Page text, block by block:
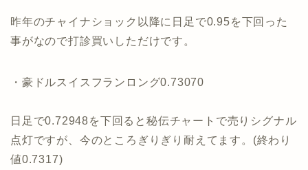
昨年のチャイナショック以降に日足で0.95を下回った
事がなので打診買いしただけです。
・豪ドルスイスフランロング0.73070
日足で0.72948を下回ると秘伝チャートで売りシグナル
点灯ですが、今のところぎりぎり耐えてます。(終わり
値0.7317)